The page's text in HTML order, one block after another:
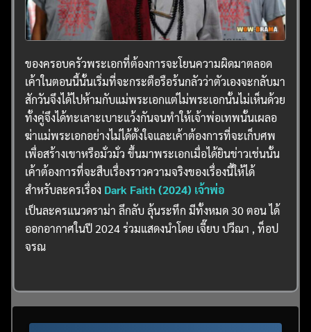
ของครอบครัวพระเอกที่ต้องการจะโยนความผิดมาตลอด
เค้าในตอนนี้นั้นเริ่มที่จะกระตือรือร้นกลัวว่าตัวเองจะกลับมา
สักวันจึงได้ไปห้ามกับแม่พระเอกแต่ไม่พระเอกนั้นไม่เห็นด้วย
ทั้งคู่จึงได้ทะเลาะเบาะแว้งกันจนทำให้เจ้าพ่อเทพนั้นเผลอ
ฆ่าแม่พระเอกอย่างไม่ได้ตั้งใจและเค้าต้องการที่จะเก็บศพ
เพื่อสร้างเขาหรือมั่วมั่ว ขึ้นมาพระเอกเมื่อได้ยินข่าวเช่นนั้น
เค้าต้องการที่จะสืบเรื่องราวความจริงของเรื่องนี้ให้ได้
สำหรับละครเรื่อง Dark Faith (2024) เจ้าพ่อ
เป็นละครแนวดราม่า ลึกลับ ลุ้นระทึก มีทั้งหมด 30 ตอน ได้
ออกอากาศในปี 2024 ร่วมแสดงนำโดย เจี๊ยบ ปวีณา , ท็อป
จรณ